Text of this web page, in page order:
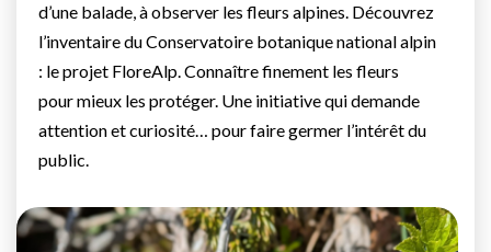
d’une balade, à observer les fleurs alpines. Découvrez
l’inventaire du Conservatoire botanique national alpin
: le projet FloreAlp. Connaître finement les fleurs
pour mieux les protéger. Une initiative qui demande
attention et curiosité… pour faire germer l’intérêt du
public.